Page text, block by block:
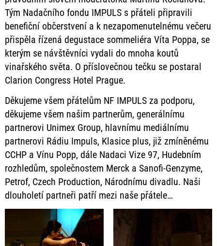
Tým Nadačního fondu IMPULS s přáteli připravili
benefiční občerstvení a k nezapomenutelnému večeru
přispěla řízená degustace sommeliéra Víta Poppa, se
kterým se návštěvníci vydali do mnoha koutů
vinařského světa. O příslovečnou tečku se postaral
Clarion Congress Hotel Prague.
Děkujeme všem přátelům NF IMPULS za podporu,
děkujeme všem našim partnerům, generálnímu
partnerovi Unimex Group, hlavnímu mediálnímu
partnerovi Rádiu Impuls, Klasice plus, již zmíněnému
CCHP a Vínu Popp, dále Nadaci Vize 97, Hudebním
rozhledům, společnostem Merck a Sanofi-Genzyme,
Petrof, Czech Production, Národnímu divadlu. Naši
dlouholetí partneři patří mezi naše přátele…